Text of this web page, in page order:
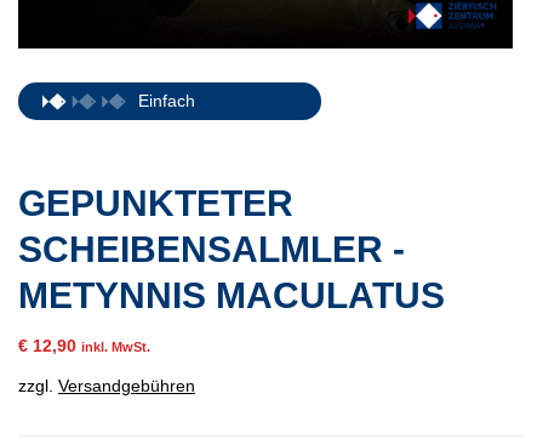
Einfach
GEPUNKTETER
SCHEIBENSALMLER -
METYNNIS MACULATUS
€ 12,90 inkl. MwSt.
zzgl. Versandgebühren